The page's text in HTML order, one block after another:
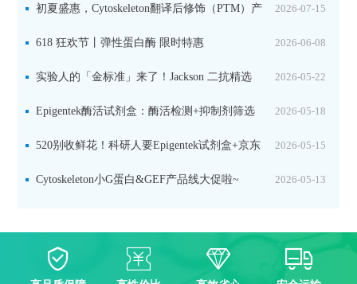
2026-07-15
初夏盛惠，Cytoskeleton翻译后修饰（PTM）产
品线放价啦！ 2026-06-08
618 狂欢节丨弹性蛋白酶 限时特惠
2026-05-22
实验人的「金标准」来了！Jackson 二抗精选
限时一口价，手慢无！ 2026-05-18
Epigentek酶活试剂盒：酶活检测+抑制剂筛选
双赋能，下单即赠京东卡 2026-05-15
520别收鲜花！科研人要Epigentek试剂盒+京东
卡！ 2026-05-13
Cytoskeleton小G蛋白&GEF产品线大促啦~